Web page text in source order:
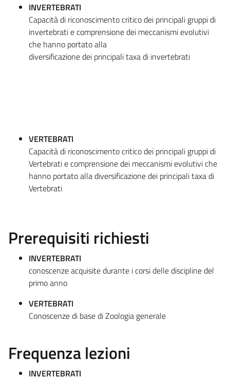
INVERTEBRATI
Capacità di riconoscimento critico dei principali gruppi di
invertebrati e comprensione dei meccanismi evolutivi
che hanno portato alla
diversificazione dei principali taxa di invertebrati
VERTEBRATI
Capacità di riconoscimento critico dei principali gruppi di
Vertebrati e comprensione dei meccanismi evolutivi che
hanno portato alla diversificazione dei principali taxa di
Vertebrati
Prerequisiti richiesti
INVERTEBRATI
conoscenze acquisite durante i corsi delle discipline del
primo anno
VERTEBRATI
Conoscenze di base di Zoologia generale
Frequenza lezioni
INVERTEBRATI